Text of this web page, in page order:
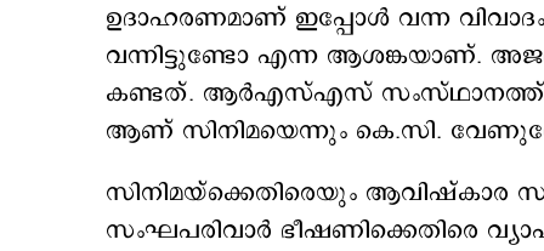
ഉദാഹരണമാണ് ഇപ്പോൾ വന്ന
വന്നിട്ടുണ്ടോ എന്ന ആശങ്കയാണ്.
കണ്ടത്. ആർഎസ്എസ് സംസ്ഥാനത്ത്
ആണ് സിനിമയെന്നും കെ.സി.
സിനിമയ്‌ക്കെതിരെയും ആവിഷ്കാര
സംഘപരിവാർ ഭീഷണിക്കെതിരെ